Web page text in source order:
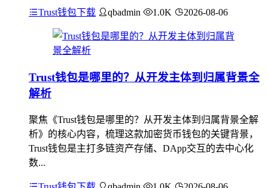
Trust钱包下载 qbadmin 1.0K 2026-08-06
Trust钱包是哪里的？从开发主体到归属背景全
解析
聚焦《Trust钱包是哪里的？从开发主体到归属背景全解
析》的核心内容，梳理这款加密货币钱包的关键背景，
Trust钱包是主打多链资产存储、DApp交互的去中心化
数...